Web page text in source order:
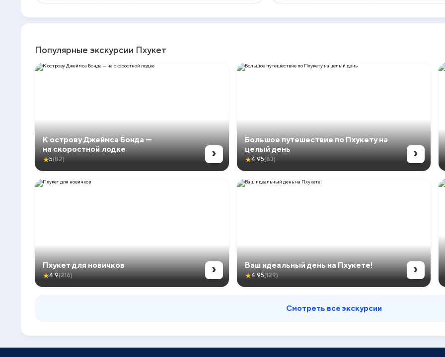
Популярные экскурсии Пхукет
К острову Джеймса Бонда —
на скоростной лодке
★5(82) ›
Большое путешествие по Пхукету на
целый день
★4.95(83) ›
Пхукет для новичков
★4.9(216) › Ваш идеальный день на Пхукете!
★4.95(129) ›
Смотреть все экскурсии